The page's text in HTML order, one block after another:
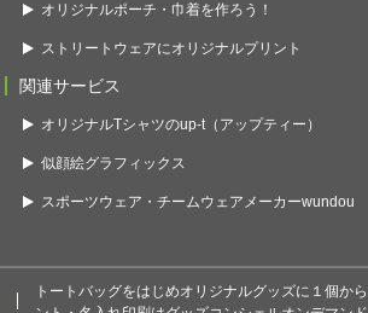
オリジナルポーチ・巾着を作ろう！
ストリートウェアにオリジナルプリント
関連サービス
オリジナルTシャツのup-t（アップティー）
似顔絵グラフィックス
スポーツウェア・チームウェアメーカーwundou
トートバッグをはじめオリジナルグッズに１個か